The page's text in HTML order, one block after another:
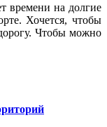
времени на долгие
Хочется, чтобы
Чтобы можно